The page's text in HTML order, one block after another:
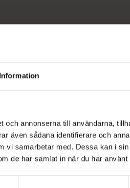
Information
annonserna till användarna,
även sådana identifierare och
vi samarbetar med. Dessa kan i
de har samlat in när du har använt
Stiftsgården Åkersberg
Höör
Villa Granliden
Ludvigsborg